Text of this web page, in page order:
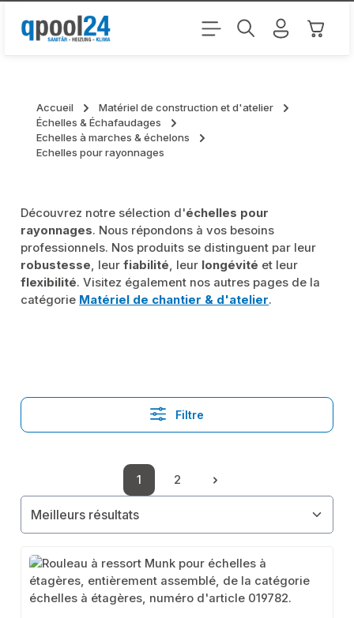
Passer au contenu principal Le
Accueil
Matériel de construction et d'atelier
Échelles & Échafaudages
Echelles à marches & échelons
Echelles pour rayonnages
Découvrez notre sélection d'échelles pour
rayonnages. Nous répondons à vos besoins
professionnels. Nos produits se distinguent par leur
robustesse, leurfiabilité, leur longévité et leur
flexibilité. Visitez également nos autres pages de la
catégorie Matériel de chantier & d'atelier.
Filtre
Page
1
Page
2